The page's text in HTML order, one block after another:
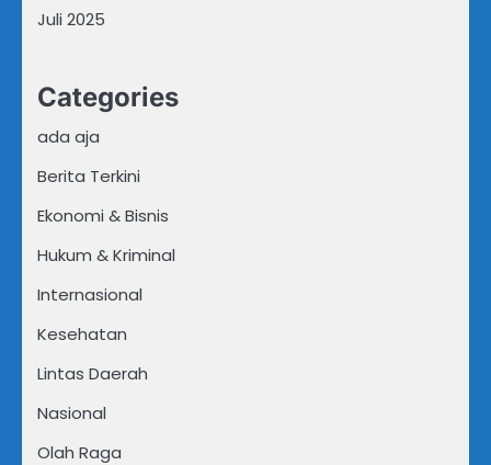
Juli 2025
Categories
ada aja
Berita Terkini
Ekonomi & Bisnis
Hukum & Kriminal
Internasional
Kesehatan
Lintas Daerah
Nasional
Olah Raga